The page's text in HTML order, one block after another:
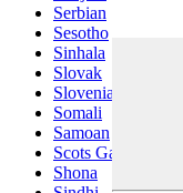
Serbian
Sesotho
Sinhala
Slovak
Slovenian
Somali
Samoan
Scots Gaelic
Shona